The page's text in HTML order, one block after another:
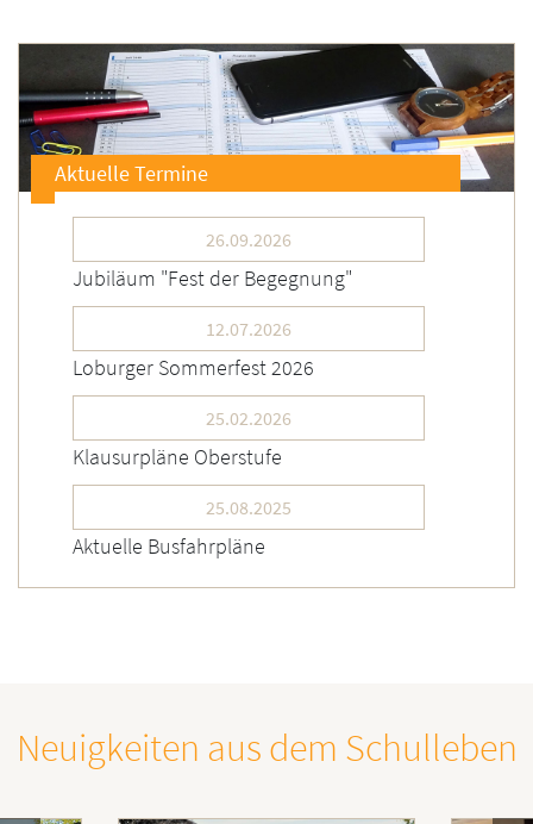
Aktuelle Termine
26.09.2026
Jubiläum "Fest der Begegnung"
12.07.2026
Loburger Sommerfest 2026
25.02.2026
Klausurpläne Oberstufe
25.08.2025
Aktuelle Busfahrpläne
Neuigkeiten aus dem Schulleben